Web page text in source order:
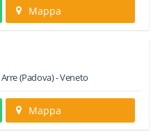
Mappa
Arre(Padova) -Veneto
Mappa